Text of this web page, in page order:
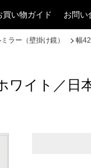
買い物ガイド お問い
ラー（壁掛け鏡）
幅
イト／日